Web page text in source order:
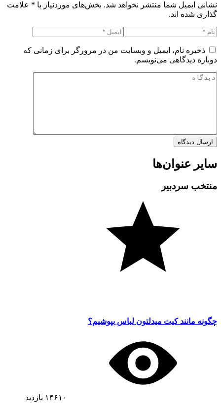
نشانی ایمیل شما منتشر نخواهد شد. بخش‌های موردنیاز با * علامت
گذاری شده اند.
ذخیره نام، ایمیل و وبسایت من در مرورگر برای زمانی که
دوباره دیدگاهی می‌نویسم.
سایر عنوان‌ها
منتخب سردبیر
چگونه مانند کیت میدلتون لباس بپوشیم؟
۱۴۶۱۰ بازدید